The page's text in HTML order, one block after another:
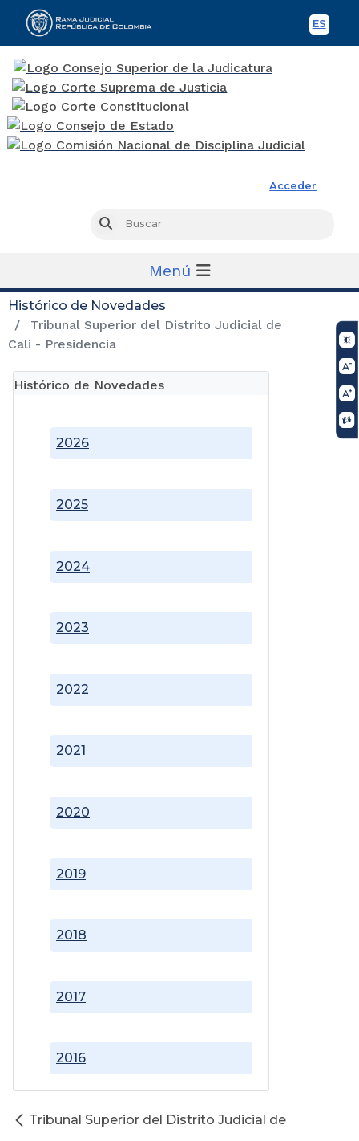
ES
Acceder
Buscar
Menú
Histórico de Novedades
Tribunal Superior del Distrito Judicial de
Cali - Presidencia
Histórico de Novedades
2016
2017
2018
2019
2020
2021
2022
2023
2024
2025
2026
Tribunal Superior del Distrito Judicial de